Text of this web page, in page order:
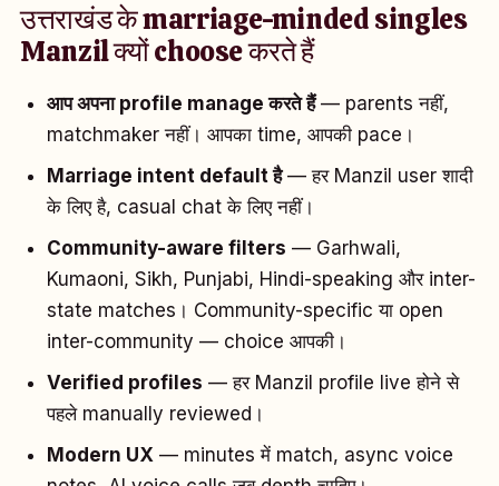
उत्तराखंड के marriage-minded singles
Manzil क्यों choose करते हैं
आप अपना profile manage करते हैं— parents नहीं,
matchmaker नहीं। आपका time, आपकी pace।
Marriage intent default है— हर Manzil user शादी
के लिए है, casual chat के लिए नहीं।
Community-aware filters — Garhwali,
Kumaoni, Sikh, Punjabi, Hindi-speaking और inter-
state matches। Community-specific या open
inter-community — choice आपकी।
Verified profiles — हर Manzil profile live होने से
पहले manually reviewed।
Modern UX — minutes में match, async voice